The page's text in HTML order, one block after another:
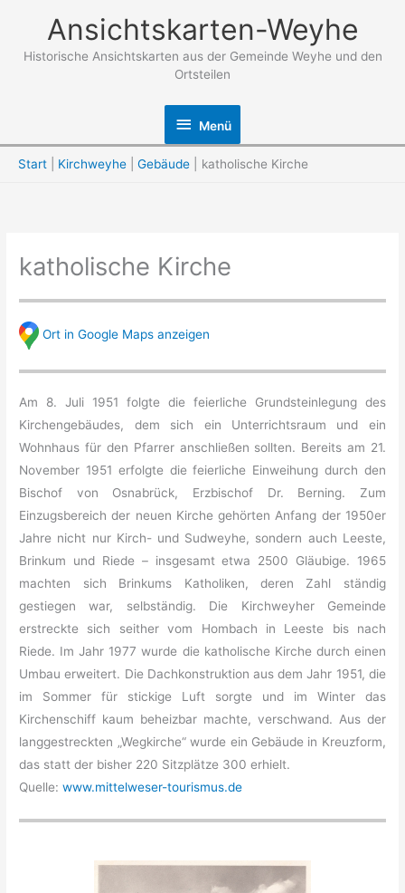
springen
Ansichtskarten-Weyhe
Historische Ansichtskarten aus der Gemeinde Weyhe und den
Ortsteilen
Menü
Menü
Start Kirchweyhe Gebäude katholische Kirche
katholische Kirche
Ort in Google Maps anzeigen
Am 8. Juli 1951 folgte die feierliche Grundsteinlegung des
Kirchengebäudes, dem sich ein Unterrichtsraum und ein
Wohnhaus für den Pfarrer anschließen sollten. Bereits am 21.
November 1951 erfolgte die feierliche Einweihung durch den
Bischof von Osnabrück, Erzbischof Dr. Berning. Zum
Einzugsbereich der neuen Kirche gehörten Anfang der 1950er
Jahre nicht nur Kirch- und Sudweyhe, sondern auch Leeste,
Brinkum und Riede – insgesamt etwa 2500 Gläubige. 1965
machten sich Brinkums Katholiken, deren Zahl ständig
gestiegen war, selbständig. Die Kirchweyher Gemeinde
erstreckte sich seither vom Hombach in Leeste bis nach
Riede. Im Jahr 1977 wurde die katholische Kirche durch einen
Umbau erweitert. Die Dachkonstruktion aus dem Jahr 1951, die
im Sommer für stickige Luft sorgte und im Winter das
Kirchenschiff kaum beheizbar machte, verschwand. Aus der
langgestreckten „Wegkirche“ wurde ein Gebäude in Kreuzform,
das statt der bisher 220 Sitzplätze 300 erhielt.
Quelle:www.mittelweser-tourismus.de